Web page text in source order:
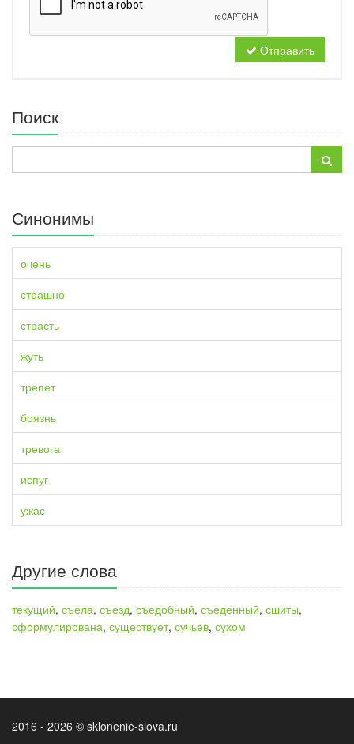
Отправить
Поиск
Синонимы
очень
страшно
страсть
жуть
трепет
боязнь
тревога
испуг
ужас
Другие слова
текущий, съела, съезд, съедобный, съеденный, сшиты,
сформулирована, существует, сучьев, сухом
2016 - 2026 © sklonenie-slova.ru